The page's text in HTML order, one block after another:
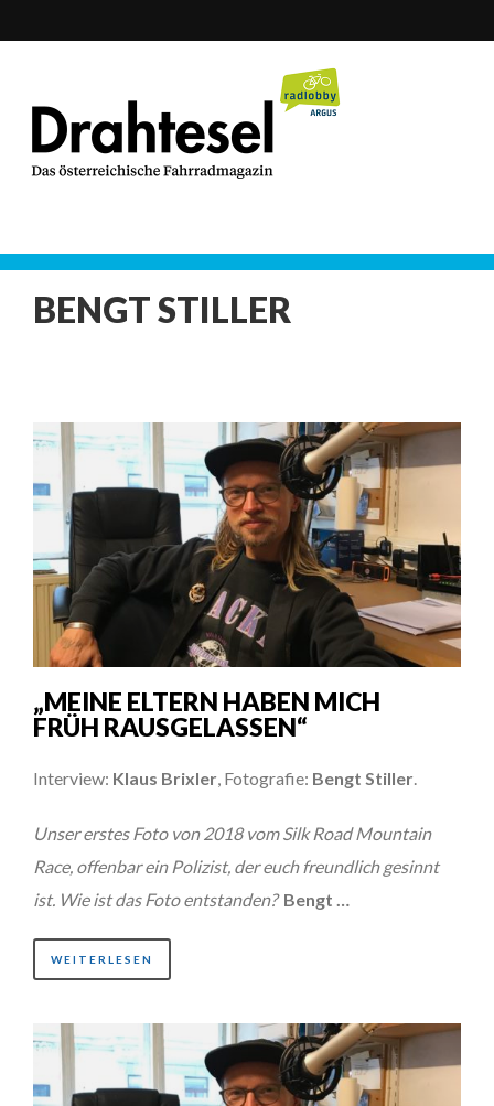
BENGT STILLER
„MEINE ELTERN HABEN MICH
FRÜH RAUSGELASSEN“
Interview: Klaus Brixler , Fotografie: Bengt Stiller
Unser erstes Foto von 2018 vom Silk Road Mountain
Race, offenbar ein Polizist, der euch freundlich gesinnt
ist. Wie ist das Foto entstanden? Bengt …
WEITERLESEN